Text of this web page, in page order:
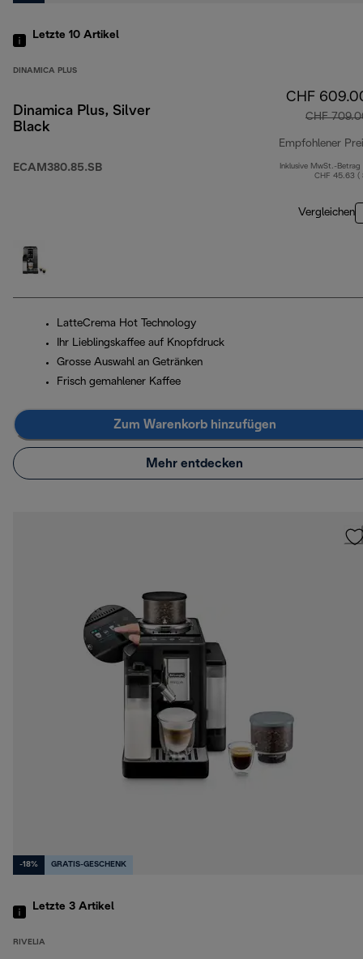
Letzte 10 Artikel
DINAMICA PLUS
Dinamica Plus, Silver
Black
ECAM380.85.SB
CHF
CHF
Empfohlener
Inklusive MwSt.-Betrag
CHF 45.63 (
Vergleichen
LatteCrema Hot Technology
Ihr Lieblingskaffee auf Knopfdruck
Grosse Auswahl an Getränken
Frisch gemahlener Kaffee
Zum Warenkorb hinzufügen
Mehr entdecken
-18% GRATIS-GESCHENK
Letzte 3 Artikel
RIVELIA